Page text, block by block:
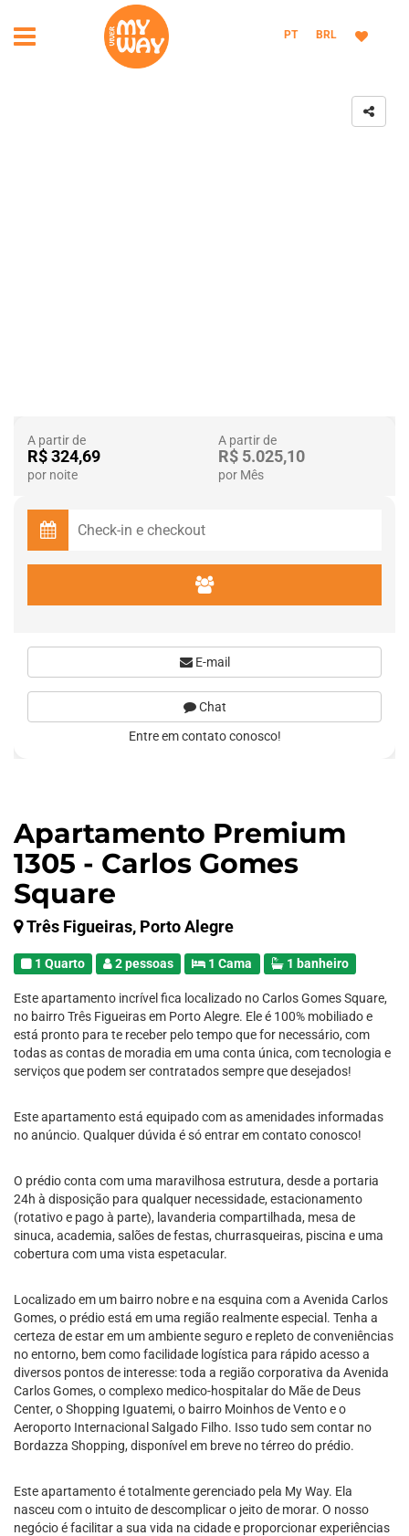
PT BRL
Apartamento Premium
1305 - Carlos Gomes
Square
Três Figueiras, Porto Alegre
1 Quarto 2 pessoas 1 Cama 1 banheiro
Este apartamento incrível fica localizado no Carlos Gomes Square,
no bairro Três Figueiras em Porto Alegre. Ele é 100% mobiliado e
está pronto para te receber pelo tempo que for necessário, com
todas as contas de moradia em uma conta única, com tecnologia e
serviços que podem ser contratados sempre que desejados!
Este apartamento está equipado com as amenidades informadas
no anúncio. Qualquer dúvida é só entrar em contato conosco!
O prédio conta com uma maravilhosa estrutura, desde a portaria
24h à disposição para qualquer necessidade, estacionamento
(rotativo e pago à parte), lavanderia compartilhada, mesa de
sinuca, academia, salões de festas, churrasqueiras, piscina e uma
cobertura com uma vista espetacular.
Localizado em um bairro nobre e na esquina com a Avenida Carlos
Gomes, o prédio está em uma região realmente especial. Tenha a
certeza de estar em um ambiente seguro e repleto de conveniências
no entorno, bem como facilidade logística para rápido acesso a
diversos pontos de interesse: toda a região corporativa da Avenida
Carlos Gomes, o complexo medico-hospitalar do Mãe de Deus
Center, o Shopping Iguatemi, o bairro Moinhos de Vento e o
Aeroporto Internacional Salgado Filho. Isso tudo sem contar no
Bordazza Shopping, disponível em breve no térreo do prédio.
Este apartamento é totalmente gerenciado pela My Way. Ela
nasceu com o intuito de descomplicar o jeito de morar. O nosso
negócio é facilitar a sua vida na cidade e proporcionar experiências
A partir de
R$ 324,69
por noite
A partir de
R$ 5.025,10
por Mês
E-mail
Chat
Entre em contato conosco!